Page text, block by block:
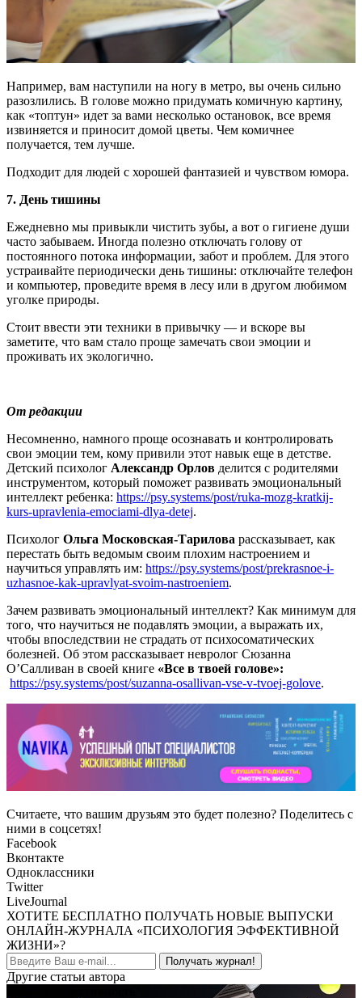
Например, вам наступили на ногу в метро, вы очень сильно
разозлились. В голове можно придумать комичную картину,
как «топтун» идет за вами несколько остановок, все время
извиняется и приносит домой цветы. Чем комичнее
получается, тем лучше.
Подходит для людей с хорошей фантазией и чувством юмора.
7. День тишины
Ежедневно мы привыкли чистить зубы, а вот о гигиене души
часто забываем. Иногда полезно отключать голову от
постоянного потока информации, забот и проблем. Для этого
устраивайте периодически день тишины: отключайте телефон
и компьютер, проведите время в лесу или в другом любимом
уголке природы.
Стоит ввести эти техники в привычку — и вскоре вы
заметите, что вам стало проще замечать свои эмоции и
проживать их экологично.
От редакции
Несомненно, намного проще осознавать и контролировать
свои эмоции тем, кому привили этот навык еще в детстве.
Детский психолог Александр Орлов делится с родителями
инструментом, который поможет развивать эмоциональный
интеллект ребенка: https://psy.systems/post/ruka-mozg-kratkij-
kurs-upravlenia-emociami-dlya-detej.
Психолог Ольга Московская-Тарилова рассказывает, как
перестать быть ведомым своим плохим настроением и
научиться управлять им: https://psy.systems/post/prekrasnoe-i-
uzhasnoe-kak-upravlyat-svoim-nastroeniem.
Зачем развивать эмоциональный интеллект? Как минимум для
того, что научиться не подавлять эмоции, а выражать их,
чтобы впоследствии не страдать от психосоматических
болезней. Об этом рассказывает невролог Сюзанна
О’Салливан в своей книге «Все в твоей голове»:
https://psy.systems/post/suzanna-osallivan-vse-v-tvoej-golove.
Считаете, что вашим друзьям это будет полезно? Поделитесь с
ними в соцсетях!
Facebook
Вконтакте
Одноклассники
Twitter
LiveJournal
ХОТИТЕ БЕСПЛАТНО ПОЛУЧАТЬ НОВЫЕ ВЫПУСКИ
ОНЛАЙН-ЖУРНАЛА «ПСИХОЛОГИЯ ЭФФЕКТИВНОЙ
ЖИЗНИ»?
Получать журнал!
Другие статьи автора